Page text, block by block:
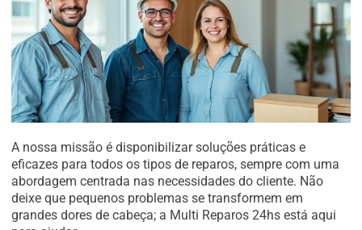
A nossa missão é disponibilizar soluções práticas e
eficazes para todos os tipos de reparos, sempre com uma
abordagem centrada nas necessidades do cliente. Não
deixe que pequenos problemas se transformem em
grandes dores de cabeça; a Multi Reparos 24hs está aqui